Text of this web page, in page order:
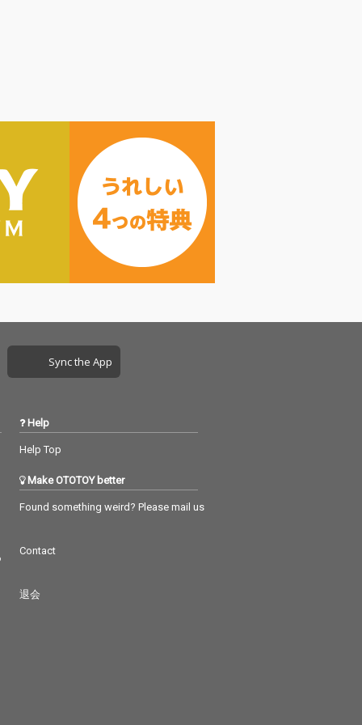
Sync the App
Help
Help Top
Make OTOTOY better
Found something weird? Please mail us
Contact
退会